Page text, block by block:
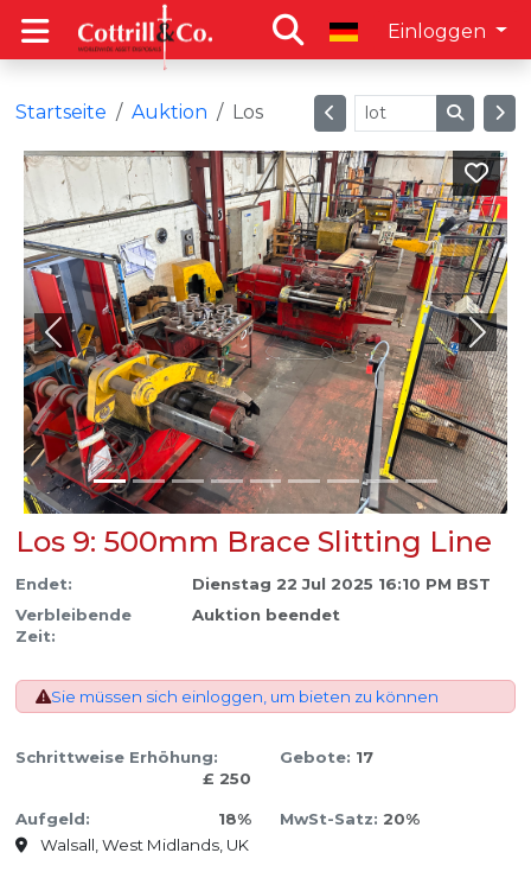
Einloggen
Startseite Auktion Los
Previous Next
Los 9: 500mm Brace Slitting Line
Endet:
Dienstag 22 Jul 2025 16:10 PM BST
Verbleibende
Zeit:
Auktion beendet
Sie müssen sich einloggen, um bieten zu können
Schrittweise Erhöhung:
£ 250
Gebote: 17
Aufgeld: 18% MwSt-Satz: 20%
Walsall, West Midlands, UK